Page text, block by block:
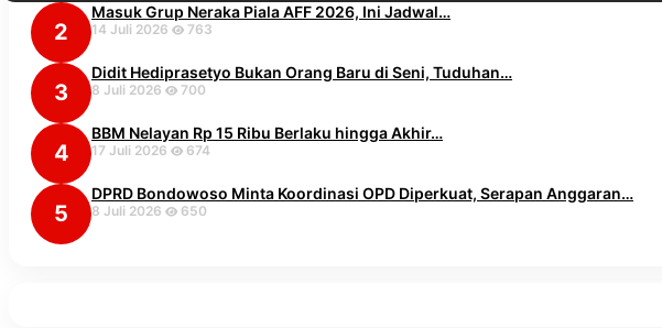
2
Masuk Grup Neraka Piala AFF 2026, Ini Jadwal…
14 Juli 2026 763
3
Didit Hediprasetyo Bukan Orang Baru di Seni, Tuduhan…
8 Juli 2026 700
4
BBM Nelayan Rp 15 Ribu Berlaku hingga Akhir…
17 Juli 2026 674
5
DPRD Bondowoso Minta Koordinasi OPD Diperkuat, Serapan Anggaran…
8 Juli 2026 650